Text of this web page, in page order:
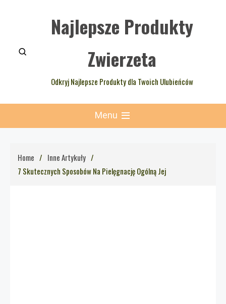
Najlepsze Produkty
Zwierzeta
Odkryj Najlepsze Produkty dla Twoich Ulubieńców
Menu
Home
Inne Artykuły
7 Skutecznych Sposobów Na Pielęgnację Ogólną Jej